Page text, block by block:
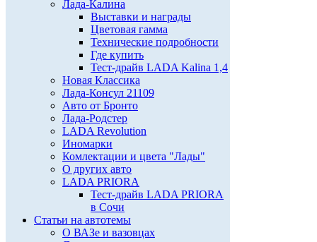
Лада-Калина
Выставки и награды
Цветовая гамма
Технические подробности
Где купить
Тест-драйв LADA Kalina 1,4
Новая Классика
Лада-Консул 21109
Авто от Бронто
Лада-Родстер
LADA Revolution
Иномарки
Комлектации и цвета "Лады"
О других авто
LADA PRIORA
Тест-драйв LADA PRIORA
в Сочи
Статьи на автотемы
О ВАЗе и вазовцах